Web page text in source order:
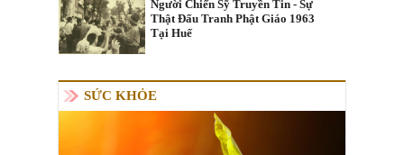
Người Chiến Sỹ Truyền Tin - Sự
Thật Đấu Tranh Phật Giáo 1963
Tại Huế
SỨC KHỎE